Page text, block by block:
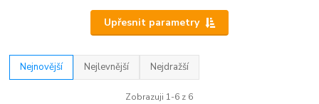
Upřesnit parametry
Nejnovější Nejlevnější Nejdražší
Zobrazuji 1-6 z 6